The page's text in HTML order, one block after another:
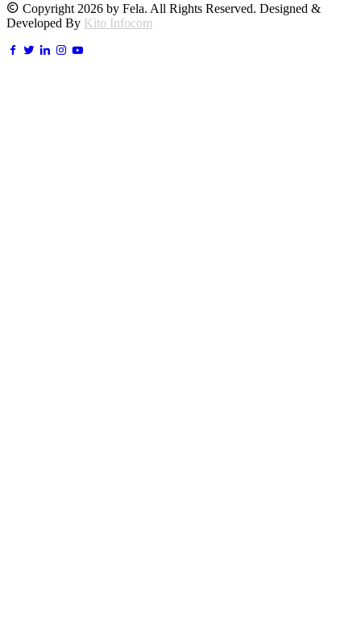
Copyright 2026 by Fela. All Rights Reserved. Designed &
Developed By Kito Infocom